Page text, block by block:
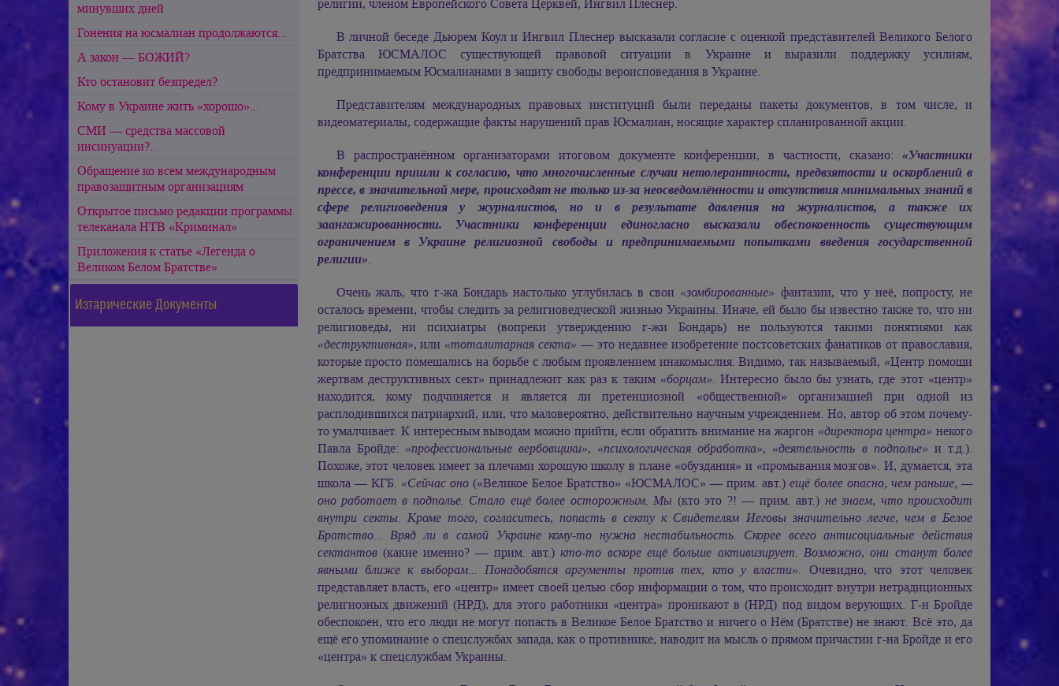
минувших дней
Гонения на юсмалиан продолжаются...
А закон — БОЖИЙ?
Кто остановит безпредел?
Кому в Украине жить «хорошо»...
СМИ — средства массовой
инсинуации?..
Обращение ко всем международным
правозащитным организациям
Открытое письмо редакции программы
телеканала НТВ «Криминал»
Приложения к статье «Легенда о
Великом Белом Братстве»
Изтарические Документы
религии, членом Европейского Совета Церквей, Ингвил Плеснер.
В личной беседе Дьюрем Коул и Ингвил Плеснер высказали согласие с оценкой представителей Великого Белого
Братства ЮСМАЛОС существующей правовой ситуации в Украине и выразили поддержку усилиям,
предпринимаемым Юсмалианами в защиту свободы вероисповедания в Украине.
Представителям международных правовых институций были переданы пакеты документов, в том числе, и
видеоматериалы, содержащие факты нарушений прав Юсмалиан, носящие характер спланированной акции.
В распространённом организаторами итоговом документе конференции, в частности, сказано: «Участники
конференции пришли к согласию, что многочисленные случаи нетолерантности, предвзятости и оскорблений в
прессе, в значительной мере, происходят не только из-за неосведомлённости и отсутствия минимальных знаний в
сфере религиоведения у журналистов, но и в результате давления на журналистов, а также их
заангажированности. Участники конференции единогласно высказали обеспокоенность существующим
ограничением в Украине религиозной свободы и предпринимаемыми попытками введения государственной
религии».
Очень жаль, что г-жа Бондарь настолько углубилась в свои «зомбированные» фантазии, что у неё, попросту, не
осталось времени, чтобы следить за религиоведческой жизнью Украины. Иначе, ей было бы известно также то, что ни
религиоведы, ни психиатры (вопреки утверждению г-жи Бондарь) не пользуются такими понятиями как
«деструктивная», или «тоталитарная секта» — это недавнее изобретение постсоветских фанатиков от православия,
которые просто помешались на борьбе с любым проявлением инакомыслия. Видимо, так называемый, «Центр помощи
жертвам деструктивных сект» принадлежит как раз к таким «борцам». Интересно было бы узнать, где этот «центр»
находится, кому подчиняется и является ли претенциозной «общественной» организацией при одной из
расплодившихся патриархий, или, что маловероятно, действительно научным учреждением. Но, автор об этом почему-
то умалчивает. К интересным выводам можно прийти, если обратить внимание на жаргон «директора центра» некого
Павла Бройде: «профессиональные вербовщики», «психологическая обработка», «деятельность в подполье» и т.д.).
Похоже, этот человек имеет за плечами хорошую школу в плане «обуздания» и «промывания мозгов». И, думается, эта
школа — КГБ. «Сейчас оно(«Великое Белое Братство» «ЮСМАЛОС» — прим. авт.) ещё более опасно, чем раньше, —
оно работает в подполье. Стало ещё более осторожным. Мы (кто это ?! — прим. авт.) не знаем, что происходит
внутри секты. Кроме того, согласитесь, попасть в секту к Свидетелям Иеговы значительно легче, чем в Белое
Братство... Вряд ли в самой Украине кому-то нужна нестабильность. Скорее всего антисоциальные действия
сектантов(какие именно? — прим. авт.)кто-то вскоре ещё больше активизирует. Возможно, они станут более
явными ближе к выборам... Понадобятся аргументы против тех, кто у власти». Очевидно, что этот человек
представляет власть, его «центр» имеет своей целью сбор информации о том, что происходит внутри нетрадиционных
религиозных движений (НРД), для этого работники «центра» проникают в (НРД) под видом верующих. Г-н Бройде
обеспокоен, что его люди не могут попасть в Великое Белое Братство и ничего о Нём (Братстве) не знают. Всё это, да
ещё его упоминание о спецслужбах запада, как о противнике, наводит на мысль о прямом причастии г-на Бройде и его
«центра» к спецслужбам Украины.